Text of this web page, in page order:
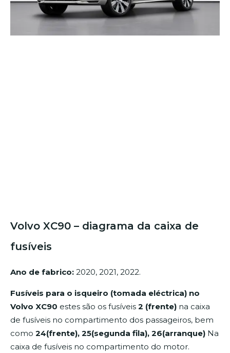
Volvo XC90 – diagrama da caixa de
fusíveis
Ano de fabrico: 2020, 2021, 2022.
Fusíveis para o isqueiro (tomada eléctrica) no
Volvo XC90 estes são os fusíveis 2 (frente) na caixa
de fusíveis no compartimento dos passageiros, bem
como 24(frente), 25(segunda fila), 26(arranque) Na
caixa de fusíveis no compartimento do motor.